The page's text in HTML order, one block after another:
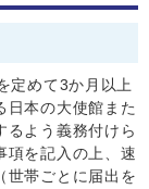
定めて3か月以上
日本の大使館また
るよう義務付けら
項を記入の上、速
世帯ごとに届出を